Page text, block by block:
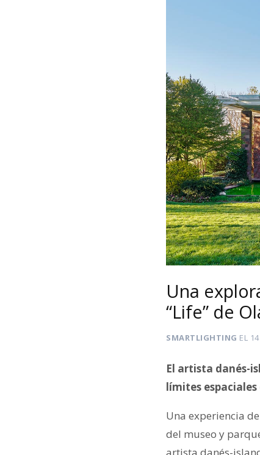
Una
“Life” de
SMARTLIGHTING EL
El artista danés-
límites
Una experiencia
del museo y
artista danés-